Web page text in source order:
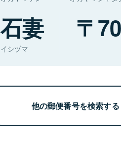
石妻
イシヅマ
他の郵便番号を検索する